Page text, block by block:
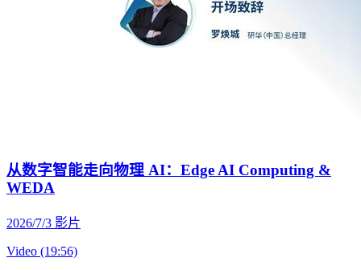
从数字智能走向物理 AI：Edge AI Computing &
WEDA
2026/7/3 影片
Video (19:56)